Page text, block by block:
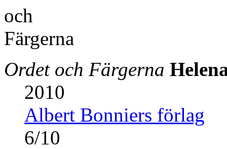
Ordet och Färgerna
2010
Albert Bonniers förlag
6/10